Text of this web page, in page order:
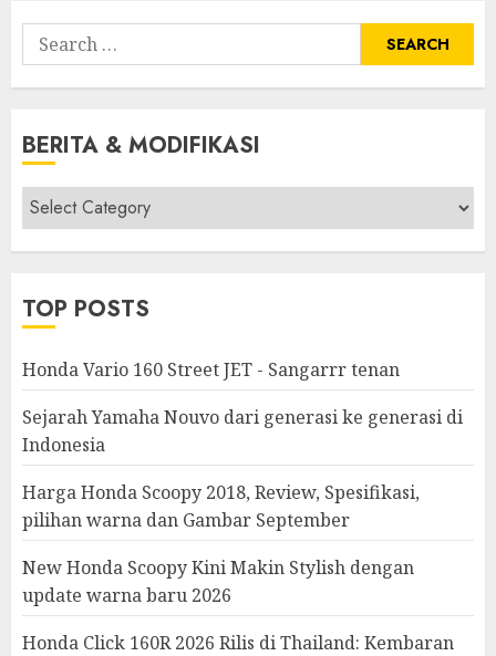
Search
for:
BERITA & MODIFIKASI
Berita
&
Modifikasi
TOP POSTS
Honda Vario 160 Street JET - Sangarrr tenan
Sejarah Yamaha Nouvo dari generasi ke generasi di
Indonesia
Harga Honda Scoopy 2018, Review, Spesifikasi,
pilihan warna dan Gambar September
New Honda Scoopy Kini Makin Stylish dengan
update warna baru 2026
Honda Click 160R 2026 Rilis di Thailand: Kembaran